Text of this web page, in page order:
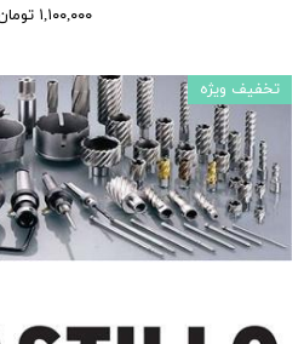
۱,۱۰۰,۰۰۰ تومان
تخفیف ویژه